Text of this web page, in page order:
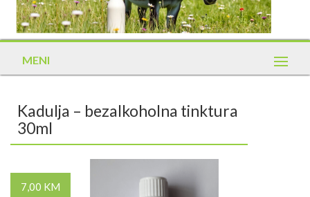
MENI
Kadulja – bezalkoholna tinktura
30ml
7,00 KM